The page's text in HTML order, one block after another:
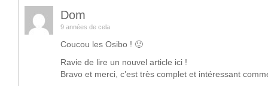
Dom
9 années de cela
Coucou les Osibo ! 🙂
Ravie de lire un nouvel article ici !
Bravo et merci, c’est très complet et intéressant